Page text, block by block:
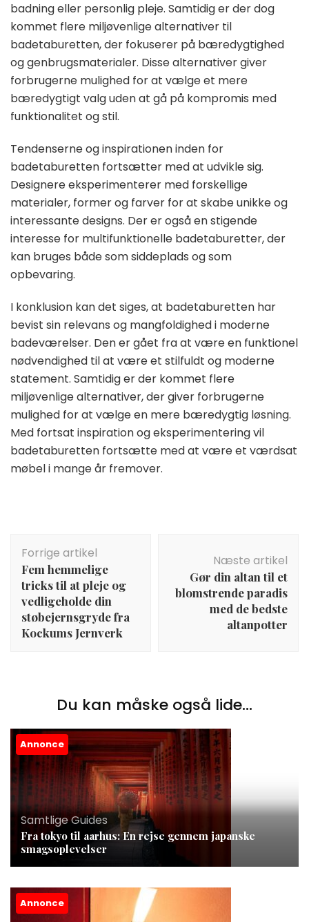
badning eller personlig pleje. Samtidig er der dog
kommet flere miljøvenlige alternativer til
badetaburetten, der fokuserer på bæredygtighed
og genbrugsmaterialer. Disse alternativer giver
forbrugerne mulighed for at vælge et mere
bæredygtigt valg uden at gå på kompromis med
funktionalitet og stil.
Tendenserne og inspirationen inden for
badetaburetten fortsætter med at udvikle sig.
Designere eksperimenterer med forskellige
materialer, former og farver for at skabe unikke og
interessante designs. Der er også en stigende
interesse for multifunktionelle badetaburetter, der
kan bruges både som siddeplads og som
opbevaring.
I konklusion kan det siges, at badetaburetten har
bevist sin relevans og mangfoldighed i moderne
badeværelser. Den er gået fra at være en funktionel
nødvendighed til at være et stilfuldt og moderne
statement. Samtidig er der kommet flere
miljøvenlige alternativer, der giver forbrugerne
mulighed for at vælge en mere bæredygtig løsning.
Med fortsat inspiration og eksperimentering vil
badetaburetten fortsætte med at være et værdsat
møbel i mange år fremover.
Forrige artikel
Fem hemmelige
tricks til at pleje og
vedligeholde din
støbejernsgryde fra
Kockums Jernverk
Næste artikel
Gør din altan til et
blomstrende paradis
med de bedste
altanpotter
Du kan måske også lide...
Annonce
Samtlige Guides
Fra tokyo til aarhus: En rejse gennem japanske
smagsoplevelser
Annonce